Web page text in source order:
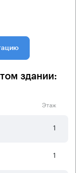
здании:
Этаж
1
1